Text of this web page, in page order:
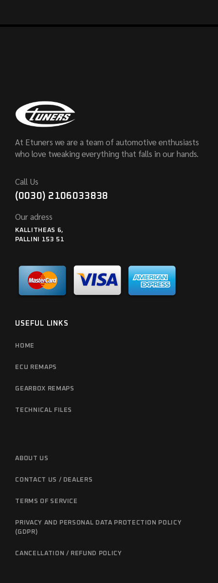
At Etuners we are a team of automotive enthusiasts
who love tweaking everything that falls in our hands.
Call Us
(0030) 2106033838
Our adress
KALLITHEAS 6,
PALLINI 153 51
USEFUL LINKS
HOME
ECU REMAPS
GEARBOX REMAPS
TECHNICAL FILES
ABOUT US
CONTACT US / DEALERS
TERMS OF SERVICE
PRIVACY AND PERSONAL DATA PROTECTION POLICY
(GDPR)
CANCELLATION / REFUND POLICY